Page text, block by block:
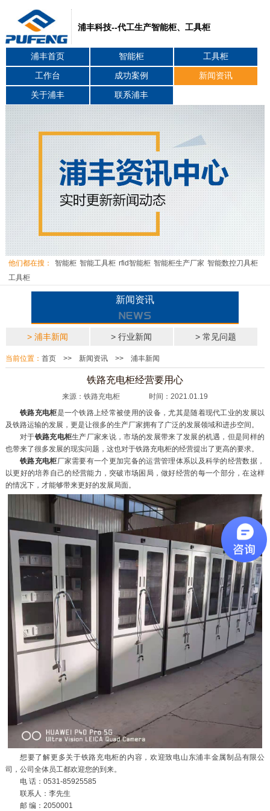
浦丰科技--代工生产智能柜、工具柜
浦丰首页 智能柜 工具柜
工作台 成功案例 新闻资讯
关于浦丰 联系浦丰
他们都在搜： 智能柜 智能工具柜 rfid智能柜 智能柜生产厂家 智能数控刀具柜
工具柜
新闻资讯
> 浦丰新闻 > 行业新闻 > 常见问题
当前位置： 首页>> 新闻资讯>> 浦丰新闻
铁路充电柜经营要用心
来源：铁路充电柜 时间：2021.01.19
铁路充电柜是一个铁路上经常被使用的设备，尤其是随着现代工业的发展以
及铁路运输的发展，更是让很多的生产厂家拥有了广泛的发展领域和进步空间。
对于铁路充电柜生产厂家来说，市场的发展带来了发展的机遇，但是同样的
也带来了很多发展的现实问题，这也对于铁路充电柜的经营提出了更高的要求。
铁路充电柜厂家需要有一个更加完备的运营管理体系以及科学的经营数据，
以更好的培养自己的经营能力，突破市场困局，做好经营的每一个部分，在这样
的情况下，才能够带来更好的发展局面。
想要了解更多关于铁路充电柜的内容，欢迎致电山东浦丰金属制品有限公
司，公司全体员工都欢迎您的到来。
电 话：0531-85925585
联系人：李先生
邮 编：2050001